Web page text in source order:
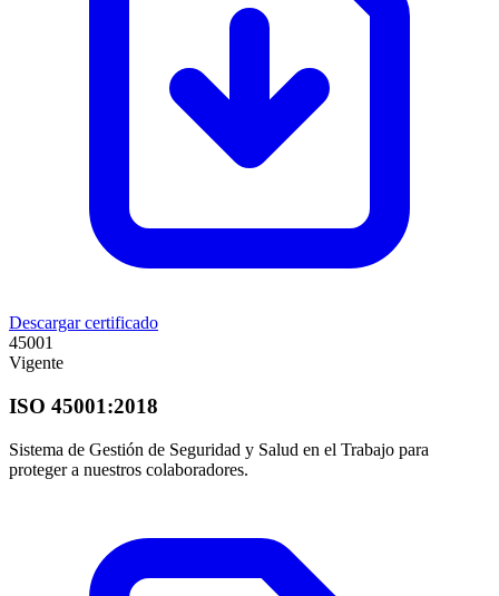
Descargar certificado
45001
Vigente
ISO 45001:2018
Sistema de Gestión de Seguridad y Salud en el Trabajo para
proteger a nuestros colaboradores.